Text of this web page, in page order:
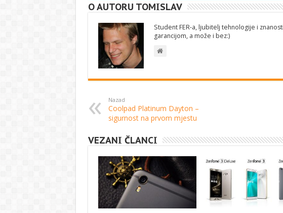
O AUTORU TOMISLAV
Student FER-a, ljubitelj tehnologije i
garancijom, a može i bez:)
Nazad
Coolpad Platinum Dayton –
sigurnost na prvom mjestu
VEZANI ČLANCI